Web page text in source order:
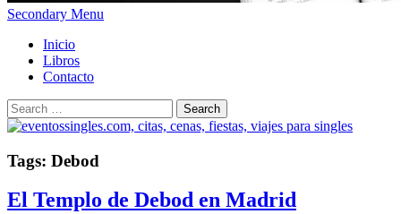
Secondary Menu
Inicio
Libros
Contacto
Search
Tags: Debod
El Templo de Debod en Madrid